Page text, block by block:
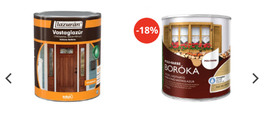
-18%